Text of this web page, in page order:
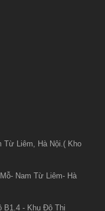
Từ Liêm, Hà Nội.( Kho
Nam Từ Liêm- Hà
B1.4 - Khu Đô Thị